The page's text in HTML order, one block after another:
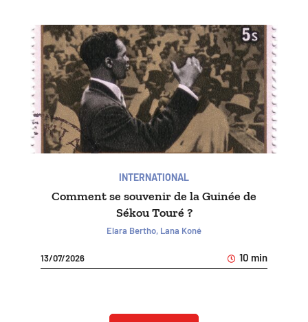
INTERNATIONAL
Comment se souvenir de la Guinée de
Sékou Touré ?
Elara Bertho, Lana Koné
13/07/2026 10 min